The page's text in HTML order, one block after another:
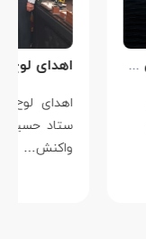
سالروز بزرگ ترین جنایت جنگی جهان علیه بشریت توسط بزرگ ترین مدعی دروغین حقوق بشر
واکنش…